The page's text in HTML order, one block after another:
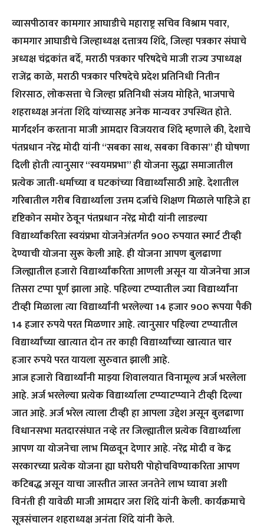
व्यासपीठावर कामगार आघाडीचे महाराष्ट्र सचिव विश्राम पवार,
कामगार आघाडीचे जिल्हाध्यक्ष दत्तात्रय शिंदे, जिल्हा पत्रकार संघाचे
अध्यक्ष चंद्रकांत बर्दे, मराठी पत्रकार परिषदेचे माजी राज्य उपाध्यक्ष
राजेंद्र काळे, मराठी पत्रकार परिषदेचे प्रदेश प्रतिनिधी नितीन
शिरसाठ, लोकसत्ता चे जिल्हा प्रतिनिधी संजय मोहिते, भाजपाचे
शहराध्यक्ष अनंता शिंदे यांच्यासह अनेक मान्यवर उपस्थित होते.
मार्गदर्शन करताना माजी आमदार विजयराव शिंदे म्हणाले की, देशाचे
पंतप्रधान नरेंद्र मोदी यांनी “सबका साथ, सबका विकास” ही घोषणा
दिली होती त्यानुसार “स्वयमप्रभा” ही योजना सुद्धा समाजातील
प्रत्येक जाती-धर्माच्या व घटकांच्या विद्यार्थ्यांसाठी आहे. देशातील
गरिबातील गरीब विद्यार्थ्याला उत्तम दर्जाचे शिक्षण मिळाले पाहिजे हा
दृष्टिकोन समोर ठेवून पंतप्रधान नरेंद्र मोदी यांनी लाडल्या
विद्यार्थ्यांकरिता स्वयंप्रभा योजनेअंतर्गत 900 रुपयात स्मार्ट टीव्ही
देण्याची योजना सुरू केली आहे. ही योजना आपण बुलढाणा
जिल्ह्यातील हजारो विद्यार्थ्यांकरिता आणली असून या योजनेचा आज
तिसरा टप्पा पूर्ण झाला आहे. पहिल्या टप्प्यातील ज्या विद्यार्थ्यांना
टीव्ही मिळाला त्या विद्यार्थ्यांनी भरलेल्या 14 हजार 900 रूपया पैकी
14 हजार रुपये परत मिळणार आहे. त्यानुसार पहिल्या टप्प्यातील
विद्यार्थ्यांच्या खात्यात दोन तर काही विद्यार्थ्यांच्या खात्यात चार
हजार रुपये परत यायला सुरुवात झाली आहे.
आज हजारो विद्यार्थ्यांनी माझ्या शिवालयात विनामूल्य अर्ज भरलेला
आहे. अर्ज भरलेल्या प्रत्येक विद्यार्थ्याला टप्प्याटप्प्याने टीव्ही दिल्या
जात आहे. अर्ज भरेल त्याला टीव्ही हा आपला उद्देश असून बुलढाणा
विधानसभा मतदारसंघात नव्हे तर जिल्ह्यातील प्रत्येक विद्यार्थ्याला
आपण या योजनेचा लाभ मिळवून देणार आहे. नरेंद्र मोदी व केंद्र
सरकारच्या प्रत्येक योजना ह्या घरोघरी पोहोचविण्याकरिता आपण
कटिबद्ध असून याचा जास्तीत जास्त जनतेने लाभ घ्यावा अशी
विनंती ही यावेळी माजी आमदार जरा शिंदे यांनी केली. कार्यक्रमाचे
सूत्रसंचालन शहराध्यक्ष अनंता शिंदे यांनी केले.